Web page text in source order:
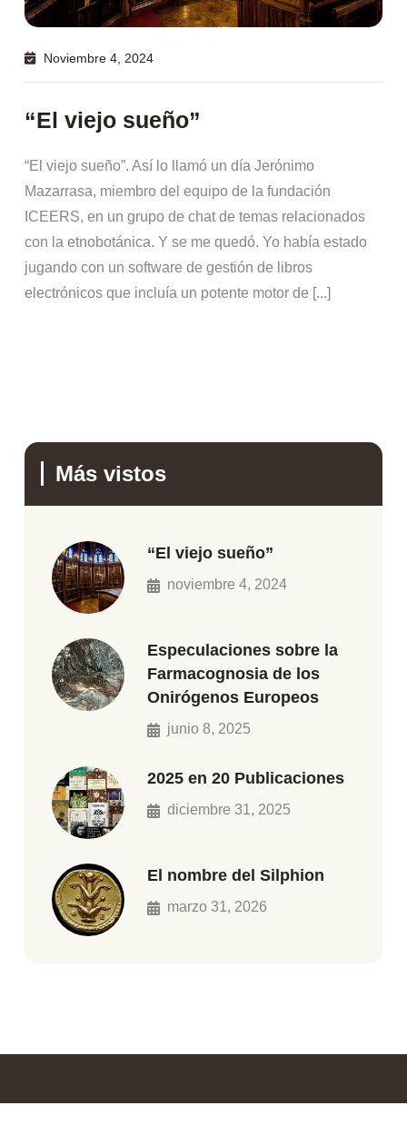
Noviembre 4, 2024
“El viejo sueño”
“El viejo sueño”. Así lo llamó un día Jerónimo
Mazarrasa, miembro del equipo de la fundación
ICEERS, en un grupo de chat de temas relacionados
con la etnobotánica. Y se me quedó. Yo había estado
jugando con un software de gestión de libros
electrónicos que incluía un potente motor de [...]
Más vistos
“El viejo sueño”
noviembre 4, 2024
Especulaciones sobre la
Farmacognosia de los
Onirógenos Europeos
junio 8, 2025
2025 en 20 Publicaciones
diciembre 31, 2025
El nombre del Silphion
marzo 31, 2026